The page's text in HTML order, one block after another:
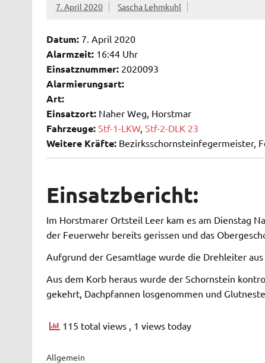
7. April 2020 Sascha Lehmkuhl
Datum:7. April 2020
Alarmzeit:16:44 Uhr
Einsatznummer:2020093
Alarmierungsart:
Art:
Einsatzort:Naher Weg, Horstmar
Fahrzeuge: Stf-1-LKW, Stf-2-DLK 23
Weitere Kräfte:Bezirksschornsteinfegermeister,
Einsatzbericht:
Im Horstmarer Ortsteil Leer kam es am Dienstag
der Feuerwehr bereits gerissen und das
Aufgrund der Gesamtlage wurde die Drehleiter
Aus dem Korb heraus wurde der Schornstein
gekehrt, Dachpfannen losgenommen und
115 total views , 1 views today
Allgemein